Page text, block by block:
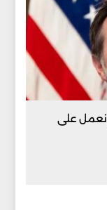
على